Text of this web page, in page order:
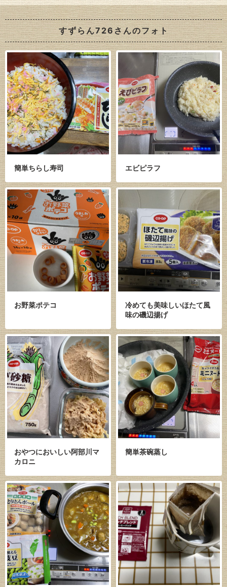
すずらん726さんのフォト
簡単ちらし寿司 エビピラフ
お野菜ポテコ
冷めても美味しいほたて風
味の磯辺揚げ
おやつにおいしい阿部川マ
カロニ
簡単茶碗蒸し